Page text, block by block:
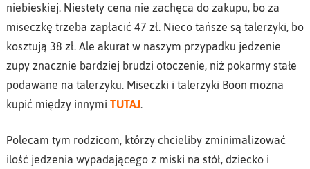
niebieskiej. Niestety cena nie zachęca do zakupu, bo za
miseczkę trzeba zapłacić 47 zł. Nieco tańsze są talerzyki, bo
kosztują 38 zł. Ale akurat w naszym przypadku jedzenie
zupy znacznie bardziej brudzi otoczenie, niż pokarmy stałe
podawane na talerzyku. Miseczki i talerzyki Boon można
kupić między innymi TUTAJ.
Polecam tym rodzicom, którzy chcieliby zminimalizować
ilość jedzenia wypadającego z miski na stół, dziecko i